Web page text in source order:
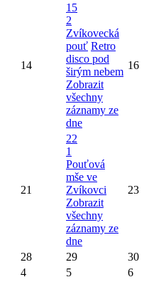
14
15
2
Zvíkovecká
pouť Retro
disco pod
širým nebem
Zobrazit
všechny
záznamy ze
dne
16
21
22
1
Pouťová
mše ve
Zvíkovci
Zobrazit
všechny
záznamy ze
dne
23
28 29
30
4 5 6